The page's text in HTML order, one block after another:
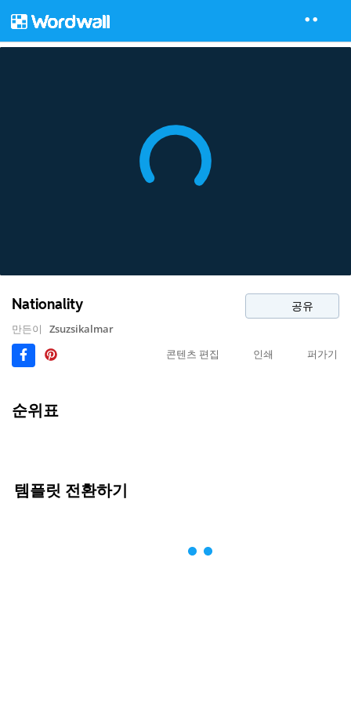
Nationality 공유
만든이
Zsuzsikalmar
콘텐츠 편집
인쇄 퍼가기
순위표
템플릿 전환하기